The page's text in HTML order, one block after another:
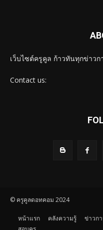
เว็บไซต์ครูคูล ก้าวทันทุกข่าวก
Contact us:
© ครูคูลดอทคอม 2024
หน้าแรก คลังความรู้ ข่าวก